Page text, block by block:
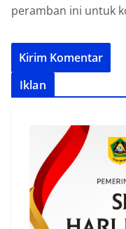
peramban ini untuk
Iklan